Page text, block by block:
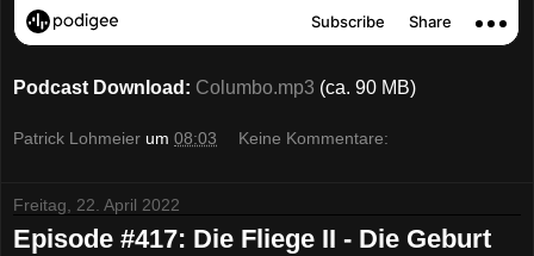
Podcast Download: Columbo.mp3 (ca. 90 MB)
Patrick Lohmeier um 08:03 Keine Kommentare:
Freitag, 22. April 2022
Episode #417: Die Fliege II - Die Geburt